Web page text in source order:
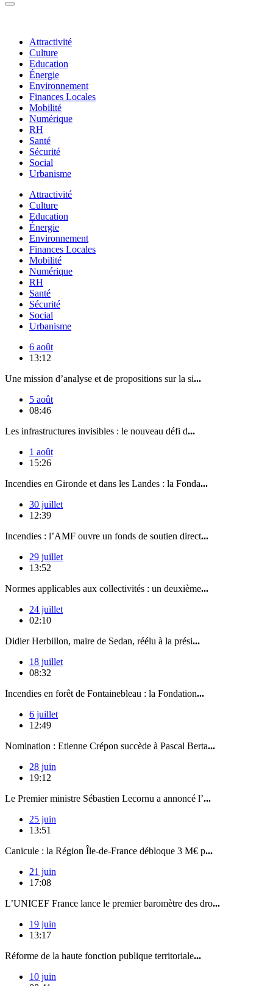
Attractivité
Culture
Education
Énergie
Environnement
Finances Locales
Mobilité
Numérique
RH
Santé
Sécurité
Social
Urbanisme
Attractivité
Culture
Education
Énergie
Environnement
Finances Locales
Mobilité
Numérique
RH
Santé
Sécurité
Social
Urbanisme
6 août
13:12
Une mission d’analyse et de propositions sur la si...
5 août
08:46
Les infrastructures invisibles : le nouveau défi d...
1 août
15:26
Incendies en Gironde et dans les Landes : la Fonda...
30 juillet
12:39
Incendies : l’AMF ouvre un fonds de soutien direct...
29 juillet
13:52
Normes applicables aux collectivités : un deuxième...
24 juillet
02:10
Didier Herbillon, maire de Sedan, réélu à la prési...
18 juillet
08:32
Incendies en forêt de Fontainebleau : la Fondation...
6 juillet
12:49
Nomination : Etienne Crépon succède à Pascal Berta...
28 juin
19:12
Le Premier ministre Sébastien Lecornu a annoncé l’...
25 juin
13:51
Canicule : la Région Île-de-France débloque 3 M€ p...
21 juin
17:08
L’UNICEF France lance le premier baromètre des dro...
19 juin
13:17
Réforme de la haute fonction publique territoriale...
10 juin